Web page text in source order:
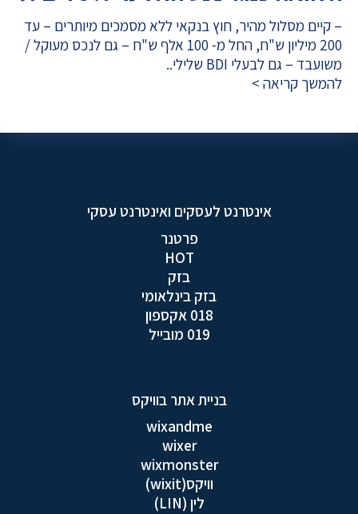
– קיים מסלול מהיר, חוץ בנקאי ללא מסמכים מיותרים – עד
200 מיליון ש"ח, החל מ- 100 אלף ש"ח – גם לנכס מעוקל /
משועבד – גם לבעלי BDI שלילי..
להמשך קריאה >
אינטרנט לעסקים ואינטרנט עסקי
פרטנר
HOT
בזק
בזק בינלאומי
018 אקספון
019 מובייל
בניית אתר בוויקס
wixandme
wixer
wixmonster
וויקס(wixit)
לין (LIN)